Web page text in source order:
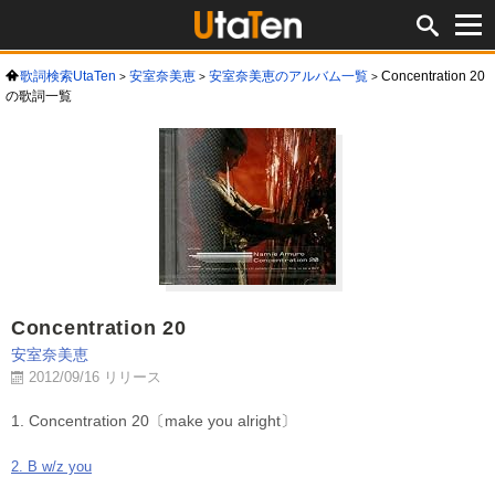
歌詞検索UtaTen 安室奈美恵 安室奈美恵のアルバム一覧
Concentration 20
の歌詞一覧
Concentration 20
安室奈美恵
2012/09/16 リリース
1. Concentration 20〔make you alright〕
2. B w/z you